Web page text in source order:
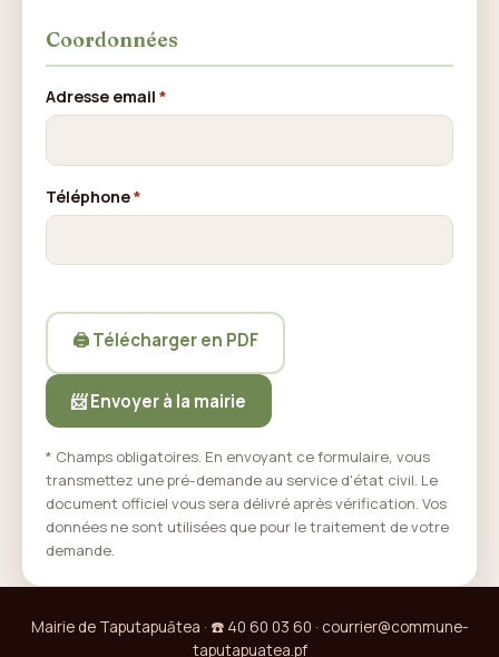
Coordonnées
Adresse email *
Téléphone*
🖨️ Télécharger en PDF
📨 Envoyer à la mairie
* Champs obligatoires. En envoyant ce formulaire, vous
transmettez une pré-demande au service d'état civil. Le
document officiel vous sera délivré après vérification. Vos
données ne sont utilisées que pour le traitement de votre
demande.
Mairie de Taputapuātea · ☎️ 40 60 03 60 · courrier@commune-
taputapuatea.pf